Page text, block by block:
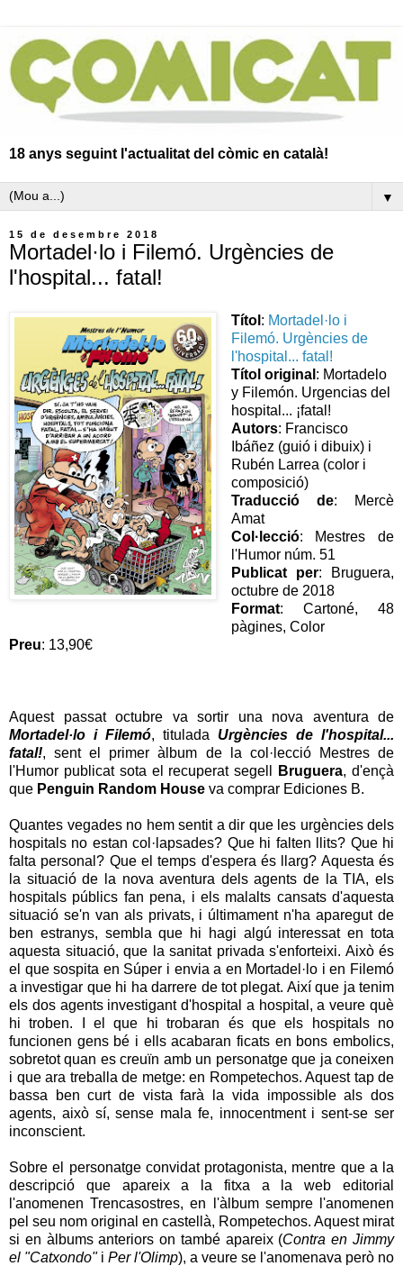
18 anys seguint l'actualitat del còmic en català!
▼
15 de desembre 2018
Mortadel·lo i Filemó. Urgències de
l'hospital... fatal!
Títol : Mortadel·lo i
Filemó. Urgències de
l'hospital... fatal!
Títol original : Mortadelo
y Filemón. Urgencias del
hospital... ¡fatal!
Autors: Francisco
Ibáñez (guió i dibuix) i
Rubén Larrea (color i
composició)
Traducció de: Mercè
Amat
Col·lecció: Mestres de
l'Humor núm. 51
Publicat per: Bruguera,
octubre de 2018
Format: Cartoné, 48
pàgines, Color
Preu: 13,90€
Aquest passat octubre va sortir una nova aventura de
Mortadel·lo i Filemó, titulada Urgències de l'hospital...
fatal!, sent el primer àlbum de la col·lecció Mestres de
l'Humor publicat sota el recuperat segell
Bruguera, d'ençà
que Penguin Random House va comprar Ediciones B.
Quantes vegades no hem sentit a dir que les urgències dels
hospitals no estan col·lapsades? Que hi falten llits? Que hi
falta personal? Que el temps d'espera és llarg? Aquesta és
la situació de la nova aventura dels agents de la TIA, els
hospitals públics fan pena, i els malalts cansats d'aquesta
situació se'n van als privats, i últimament n'ha aparegut de
ben estranys, sembla que hi hagi algú interessat en tota
aquesta situació, que la sanitat privada s'enforteixi. Això és
el que sospita en Súper i envia a en Mortadel·lo i en Filemó
a investigar que hi ha darrere de tot plegat. Així que ja tenim
els dos agents investigant d'hospital a hospital, a veure què
hi troben. I el que hi trobaran és que els hospitals no
funcionen gens bé i ells acabaran ficats en bons embolics,
sobretot quan es creuïn amb un personatge que ja coneixen
i que ara treballa de metge: en Rompetechos. Aquest tap de
bassa ben curt de vista farà la vida impossible als dos
agents, això sí, sense mala fe, innocentment i sent-se ser
inconscient.
Sobre el personatge convidat protagonista, mentre que a la
descripció que apareix a la fitxa a la web editorial
l'anomenen Trencasostres, en l'àlbum sempre l'anomenen
pel seu nom original en castellà, Rompetechos. Aquest mirat
si en àlbums anteriors on també apareix (Contra en Jimmy
el "Catxondo"i Per l'Olimp), a veure se l'anomenava però no